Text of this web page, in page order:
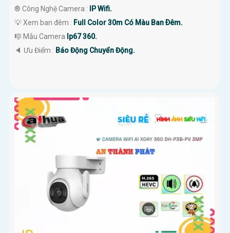
®️ Công Nghệ Camera :
IP Wifi.
💡 Xem ban đêm : Full Color 30m Có Màu Ban Ðêm.
🎼️ Mẫu Camera Ip67 360.
️🔈 Ưu Điểm : Báo Động Chuyển Động.